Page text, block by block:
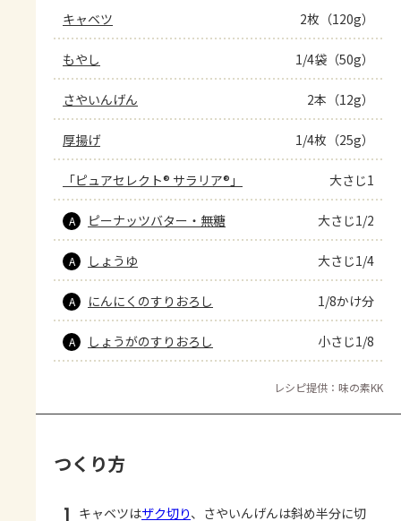
キャベツ 2枚（120g）
もやし 1/4袋（50g）
さやいんげん 2本（12g）
厚揚げ 1/4枚（25g）
「ピュアセレクト® サラリア®」 大さじ1
A ピーナッツバター・無糖 大さじ1/2
A しょうゆ 大さじ1/4
A にんにくのすりおろし 1/8かけ分
A しょうがのすりおろし 小さじ1/8
レシピ提供：味の素KK
つくり方
キャベツはザク切り、さやいんげんは斜め半分に切